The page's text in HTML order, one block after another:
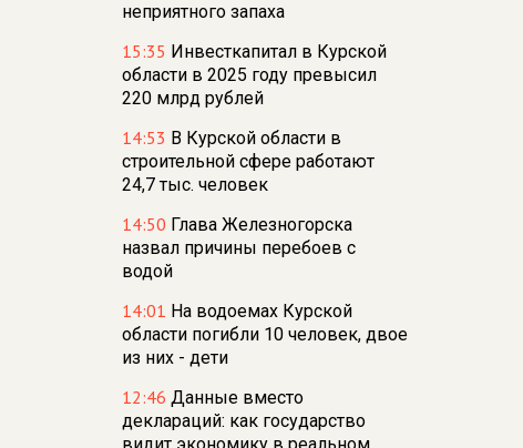
неприятного запаха
15:35 Инвесткапитал в Курской
области в 2025 году превысил
220 млрд рублей
14:53 В Курской области в
строительной сфере работают
24,7 тыс. человек
14:50 Глава Железногорска
назвал причины перебоев с
водой
14:01 На водоемах Курской
области погибли 10 человек, двое
из них - дети
12:46 Данные вместо
деклараций: как государство